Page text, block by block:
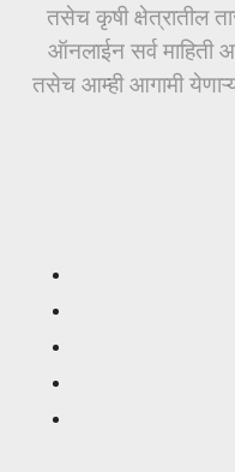
तसेच कृषी क्षेत्रातील
ऑनलाईन सर्व माहिती
तसेच आम्ही आगामी